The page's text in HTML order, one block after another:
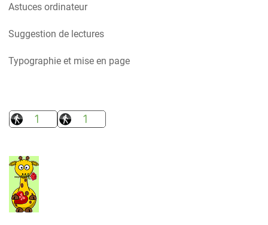
Astuces ordinateur
Suggestion de lectures
Typographie et mise en page